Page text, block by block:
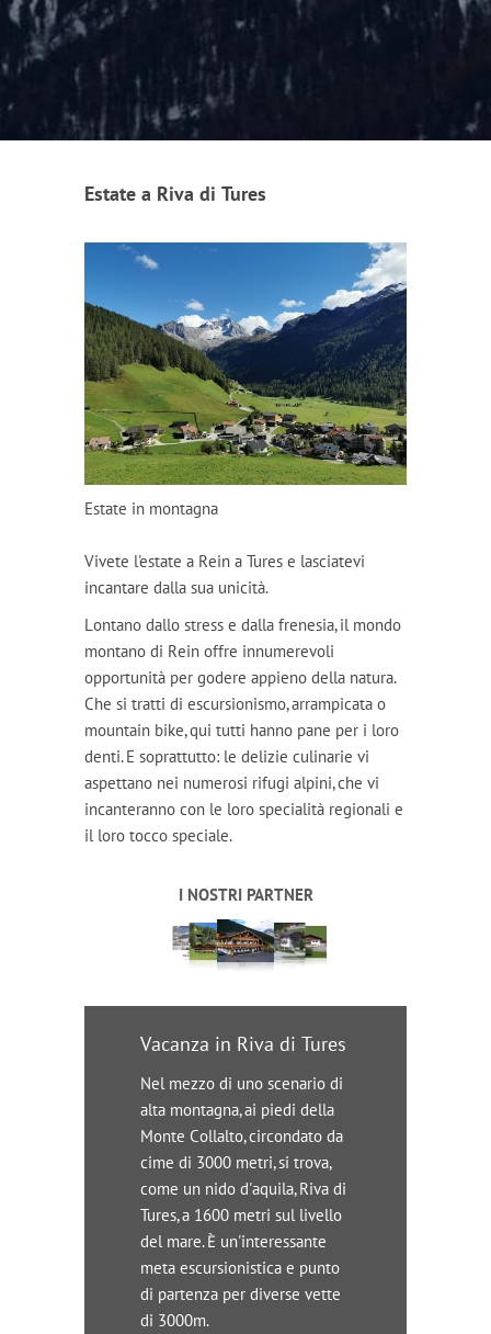
Estate a Riva di Tures
Estate in montagna
Vivete l'estate a Rein a Tures e lasciatevi
incantare dalla sua unicità.
Lontano dallo stress e dalla frenesia, il mondo
montano di Rein offre innumerevoli
opportunità per godere appieno della natura.
Che si tratti di escursionismo, arrampicata o
mountain bike, qui tutti hanno pane per i loro
denti. E soprattutto: le delizie culinarie vi
aspettano nei numerosi rifugi alpini, che vi
incanteranno con le loro specialità regionali e
il loro tocco speciale.
I NOSTRI PARTNER
Vacanza in Riva di Tures
Nel mezzo di uno scenario di
alta montagna, ai piedi della
Monte Collalto, circondato da
cime di 3000 metri, si trova,
come un nido d'aquila, Riva di
Tures, a 1600 metri sul livello
del mare. È un'interessante
meta escursionistica e punto
di partenza per diverse vette
di 3000m.